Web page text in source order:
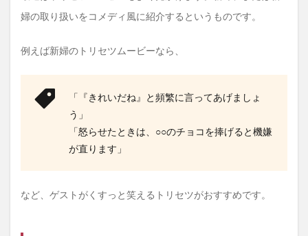
婦の取り扱いをコメディ風に紹介するというものです。
例えば新婦のトリセツムービーなら、
「『きれいだね』と頻繁に言ってあげましょ
う」
「怒らせたときは、○○のチョコを捧げると機嫌
が直ります」
など、ゲストがくすっと笑えるトリセツがおすすめです。